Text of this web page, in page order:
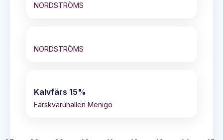
NORDSTRÖMS
NORDSTRÖMS
Kalvfärs 15%
Färskvaruhallen Menigo